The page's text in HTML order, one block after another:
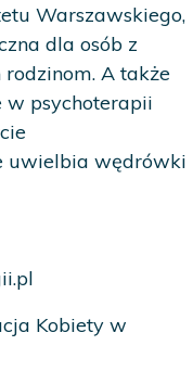
Warszawskiego,
dla osób z
rodzinom. A także
w psychoterapii
uwielbia wędrówki
Kobiety w